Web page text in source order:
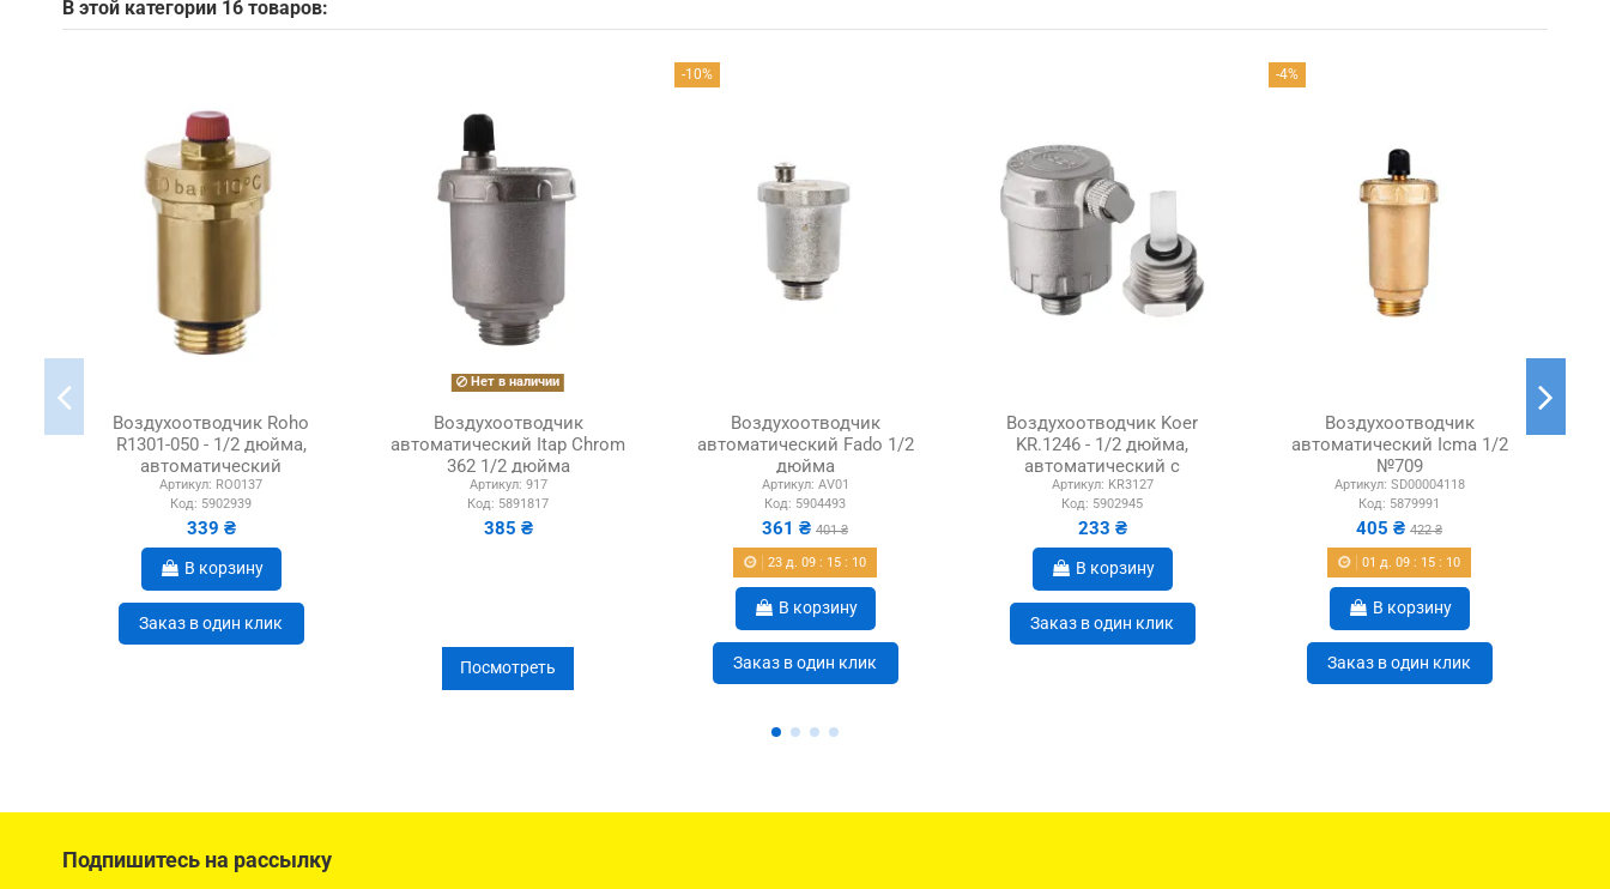
В этой категории 16 товаров:
Воздухоотводчик Roho
R1301-050 - 1/2 дюйма,
автоматический
Артикул: RO0137
Код: 5902939
339 ₴
В корзину
Заказ в один клик
Нет в наличии
Воздухоотводчик
автоматический Itap Chrom
362 1/2 дюйма
Артикул: 917
Код: 5891817
385 ₴
Посмотреть
-10%
Воздухоотводчик
автоматический Fado 1/2
дюйма
Артикул: AV01
Код: 5904493
361 ₴ 401 ₴
23 д. 09 : 15 : 10
В корзину
Заказ в один клик
Воздухоотводчик Koer
KR.1246 - 1/2 дюйма,
автоматический с
клапаном
Артикул: KR3127
Код: 5902945
233 ₴
В корзину
Заказ в один клик
-4%
Воздухоотводчик
автоматический Icma 1/2
№709
Артикул: SD00004118
Код: 5879991
405 ₴ 422 ₴
01 д. 09 : 15 : 10
В корзину
Заказ в один клик
Подпишитесь на рассылку